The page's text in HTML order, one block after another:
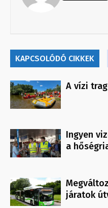
KAPCSOLÓDÓ CIKKEK
A vízi
Ingyen
a
járatok